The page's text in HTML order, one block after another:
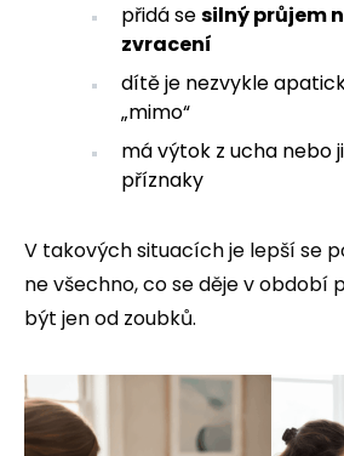
přidá sesilný průjem
zvracení
dítě je nezvykle
„mimo“
má výtok z ucha nebo
příznaky
V takových situacích je lepší se
ne všechno, co se děje v období
být jen od zoubků.